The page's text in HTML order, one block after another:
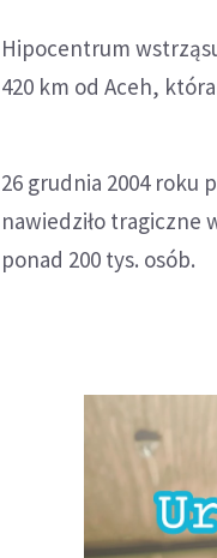
Hipocentrum
420 km od Aceh,
26 grudnia 2004
nawiedziło tragiczne
ponad 200 tys. osób.